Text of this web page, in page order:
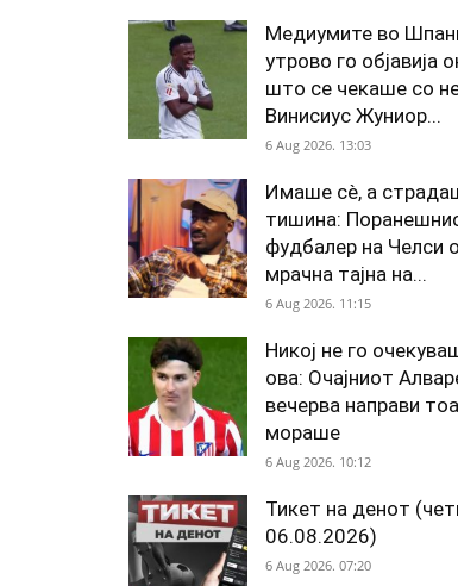
Медиумите во
утрово го објавија
што се чекаше со
Винисиус Жуниор...
6 Aug 2026. 13:03
Имаше сè, а
тишина:
фудбалер на Челси
мрачна тајна на...
6 Aug 2026. 11:15
Никој не го
ова: Очајниот
вечерва направи
мораше
6 Aug 2026. 10:12
Тикет на денот
06.08.2026)
6 Aug 2026. 07:20